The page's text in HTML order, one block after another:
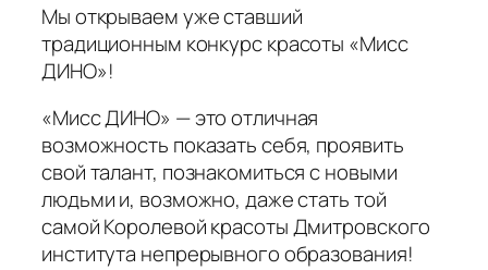
Мы открываем уже ставший
традиционным конкурс красоты «Мисс
ДИНО»!
«Мисс ДИНО» — это отличная
возможность показать себя, проявить
свой талант, познакомиться с новыми
людьми и, возможно, даже стать той
самой Королевой красоты Дмитровского
института непрерывного образования!